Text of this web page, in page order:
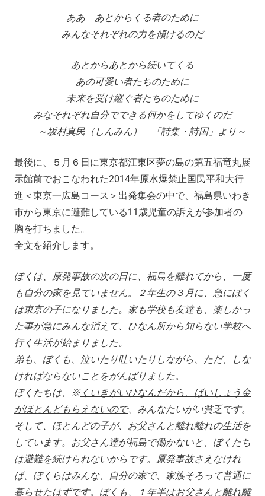
ああ あとからくる者のために
みんなそれぞれの力を傾けるのだ
あとからあとから続いてくる
あの可愛い者たちのために
未来を受け継ぐ者たちのために
みなそれぞれ自分でできる何かをしてゆくのだ
～坂村真民 （しんみん ） 「詩集・詩国」より～
最後に、５月６日に東京都江東区夢の島の第五福竜丸展
示館前でおこなわれた2014年原水爆禁止国民平和大行
進＜東京一広島コース＞出発集会の中で、福島県いわき
市から東京に避難している11歳児童の訴えが参加者の
胸を打ちました。
全文を紹介します。
ぼくは、原発事故の次の日に、福島を離れてから、一度
も自分の家を見ていません。２年生の３月に、急にぼく
は東京の子になりました。家も学校も友達も、楽しかっ
た事が急にみんな消えて、ひなん所から知らない学校へ
行く生活が始まりました。
弟も、ぼくも、泣いたり吐いたりしながら、ただ、しな
ければならないことをがんばりました。
ぼくたちは、※ くいきがいひなんだから、ばいしょう金
がほとんどもらえないので、みんなたいがい貧乏です。
そして、ほとんどの子が、お父さんと離れ離れの生活を
しています。お父さん達が福島で働かないと、ぼくたち
は避難を続けられないからです。原発事故さえなけれ
ば、ぼくらはみんな、自分の家で、家族そろって普通に
暮らせたはずです。ぼくも、１年半はお父さんと離れ離